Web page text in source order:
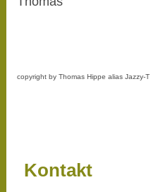
copyright by Thomas Hippe alias Jazzy-T
Kontakt